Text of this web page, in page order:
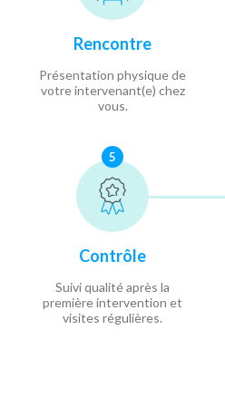
Rencontre
Présentation physique de
votre intervenant(e) chez
vous.
5
Contrôle
Suivi qualité après la
première intervention et
visites régulières.